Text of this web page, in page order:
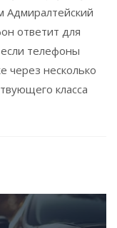
Адмиралтейский
ответит для
телефоны
через несколько
класса